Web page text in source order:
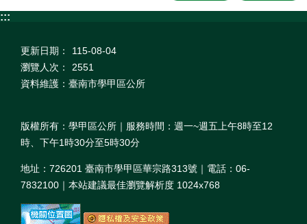
:::
更新日期：
115-08-04
瀏覽人次：
2551
資料維護：臺南市學甲區公所
版權所有：學甲區公所｜服務時間：週一~週五上午8時至12
時、下午1時30分至5時30分
地址：726201 臺南市學甲區華宗路313號｜電話：06-
7832100｜本站建議最佳瀏覽解析度 1024x768